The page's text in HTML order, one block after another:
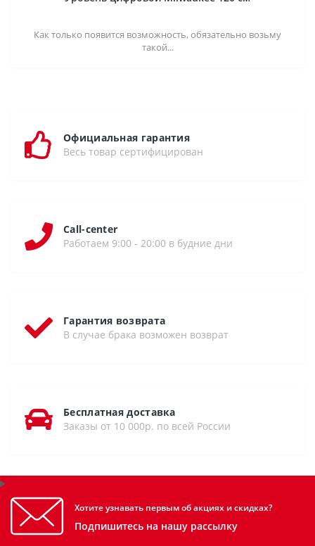
Как только появится возможность, обязательно возьму
такой...
Официальная гарантия
Весь товар сертифицирован
Call-center
Работаем 9:00 - 20:00 в будние дни
Гарантия возврата
В случае брака возможен возврат
Бесплатная доставка
Заказы от 10 000р. по всей России
Хотите узнавать первым об акциях и скидках?
Подпишитесь на нашу рассылку